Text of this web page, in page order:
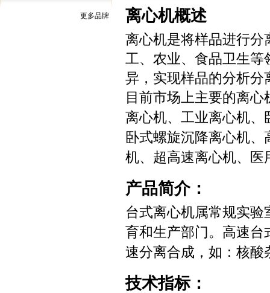
更多品牌 离心机概述
离心机是将样品进行分
工、农业、食品卫生等
异，实现样品的分析分
目前市场上主要的离
离心机、工业离心机、
卧式螺旋沉降离心机
机、超高速离心机、医
产品简介：
台式离心机属常规实
育和生产部门。高速台
速分离合成，如：核酸
技术指标：